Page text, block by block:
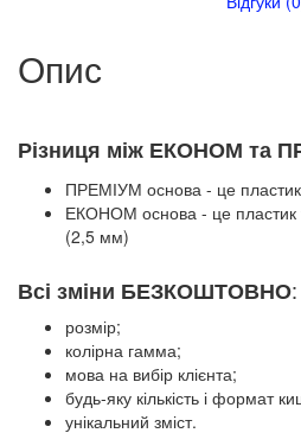
Опис
Різниця між ЕКОНОМ та
ПРЕМІУМ основа - це
ЕКОНОМ основа - це
(2,5 мм)
Всі зміни БЕЗКОШТОВНО:
розмір;
колірна гамма;
мова на вибір клієнта;
будь-яку кількість і формат
унікальний зміст.